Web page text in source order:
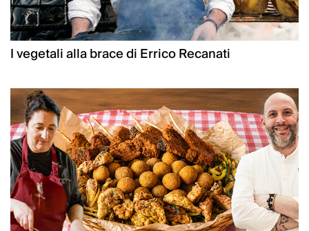
I vegetali alla brace di Errico Recanati